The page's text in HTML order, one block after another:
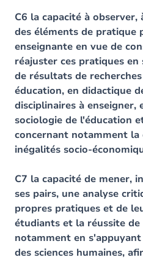
C6 la capacité à
des éléments de pratique
enseignante en vue de
réajuster ces pratiques
de résultats de
éducation, en didactique
disciplinaires à enseigner,
sociologie de l'éducation
concernant notamment
inégalités socio-
C7 la capacité de mener,
ses pairs, une analyse
propres pratiques et de
étudiants et la réussite de
notamment en
des sciences humaines,